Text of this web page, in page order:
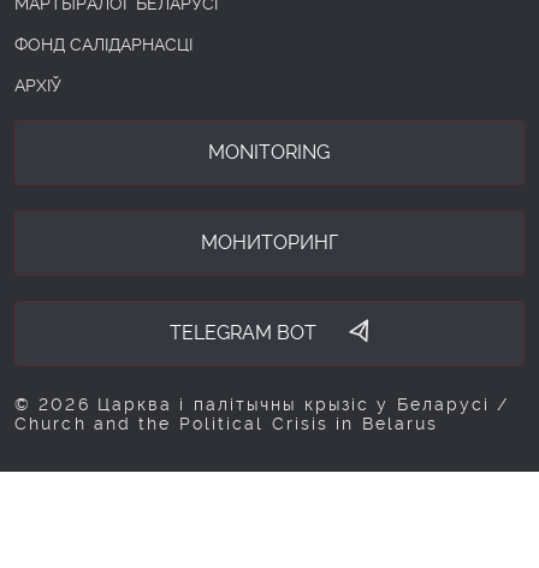
ФОНД САЛІДАРНАСЦІ
АРХІЎ
MONITORING
МОНИТОРИНГ
TELEGRAM BOT
© 2026 Царква і палітычны крызіс у Беларусі /
Church and the Political Crisis in Belarus